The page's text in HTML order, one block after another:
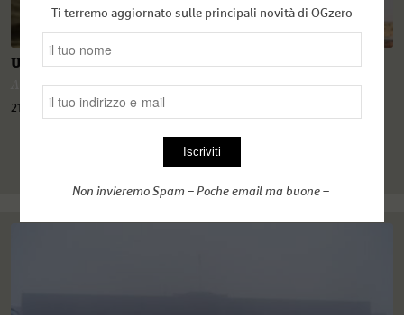
Un Sahel di spine per Macron. Mali e Françafrique
Angelo Ferrari
21 Gennaio 2022
Ti terremo aggiornato sulle principali novità di OGzero
Non invieremo Spam – Poche email ma buone –